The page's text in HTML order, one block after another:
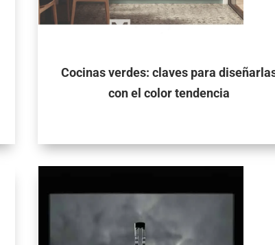
Cocinas verdes: claves para
con el color tendencia